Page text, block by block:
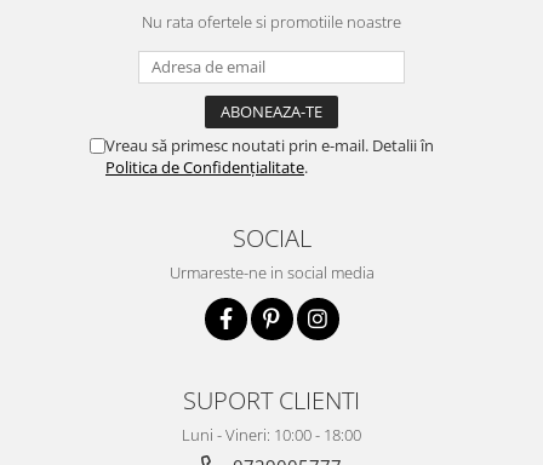
Nu rata ofertele si promotiile noastre
Vreau să primesc noutati prin e-mail. Detalii în
Politica de Confidențialitate.
SOCIAL
Urmareste-ne in social media
SUPORT CLIENTI
Luni - Vineri: 10:00 - 18:00